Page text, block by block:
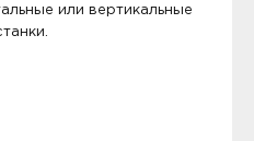
или вертикальные